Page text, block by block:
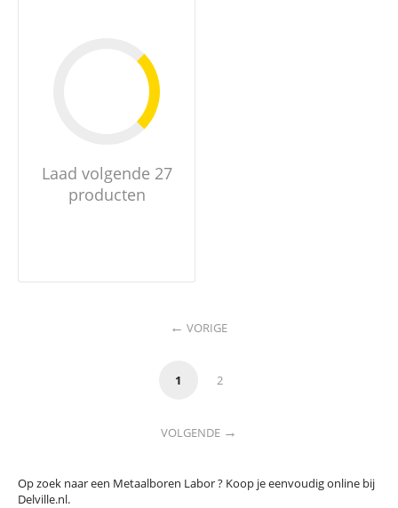
Laad volgende 27
producten
VORIGE
1 2
VOLGENDE
Op zoek naar een Metaalboren Labor ? Koop je eenvoudig online bij
Delville.nl.